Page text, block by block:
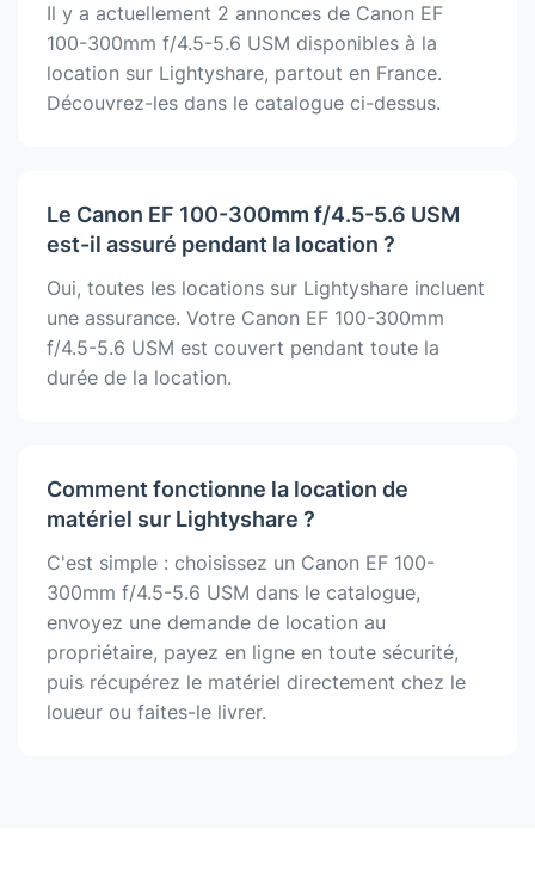
Il y a actuellement 2 annonces de Canon EF
100-300mm f/4.5-5.6 USM disponibles à la
location sur Lightyshare, partout en France.
Découvrez-les dans le catalogue ci-dessus.
Le Canon EF 100-300mm f/4.5-5.6 USM
est-il assuré pendant la location ?
Oui, toutes les locations sur Lightyshare incluent
une assurance. Votre Canon EF 100-300mm
f/4.5-5.6 USM est couvert pendant toute la
durée de la location.
Comment fonctionne la location de
matériel sur Lightyshare ?
C'est simple : choisissez un Canon EF 100-
300mm f/4.5-5.6 USM dans le catalogue,
envoyez une demande de location au
propriétaire, payez en ligne en toute sécurité,
puis récupérez le matériel directement chez le
loueur ou faites-le livrer.